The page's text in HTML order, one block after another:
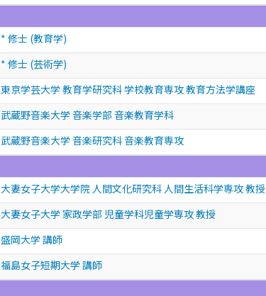
* 修士 (教育学)
* 修士 (芸術学)
東京学芸大学 教育学研究科 学校教育専攻 教育方法学講座
武蔵野音楽大学 音楽学部 音楽教育学科
武蔵野音楽大学 音楽研究科 音楽教育専攻
大妻女子大学大学院 人間文化研究科 人間生活科学専攻 教授
大妻女子大学 家政学部 児童学科児童学専攻 教授
盛岡大学 講師
福島女子短期大学 講師